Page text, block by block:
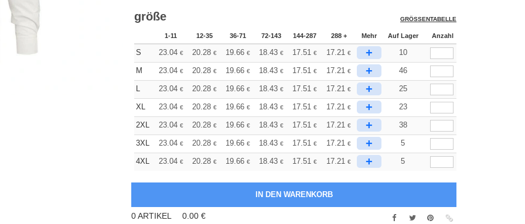
größe GRÖSSENTABELLE
1-11 12-35 36-71 72-143 144-287 288 + Mehr Auf Lager Anzahl
S 23.04 € 20.28 € 19.66 € 18.43 € 17.51 € 17.21 € + 10
M 23.04 € 20.28 € 19.66 € 18.43 € 17.51 € 17.21 € + 46
L 23.04 € 20.28 € 19.66 € 18.43 € 17.51 € 17.21 € + 25
XL 23.04 € 20.28 € 19.66 € 18.43 € 17.51 € 17.21 € + 23
2XL 23.04 € 20.28 € 19.66 € 18.43 € 17.51 € 17.21 € + 38
3XL 23.04 € 20.28 € 19.66 € 18.43 € 17.51 € 17.21 € + 5
4XL 23.04 € 20.28 € 19.66 € 18.43 € 17.51 € 17.21 € + 5
0ARTIKEL 0.00 €